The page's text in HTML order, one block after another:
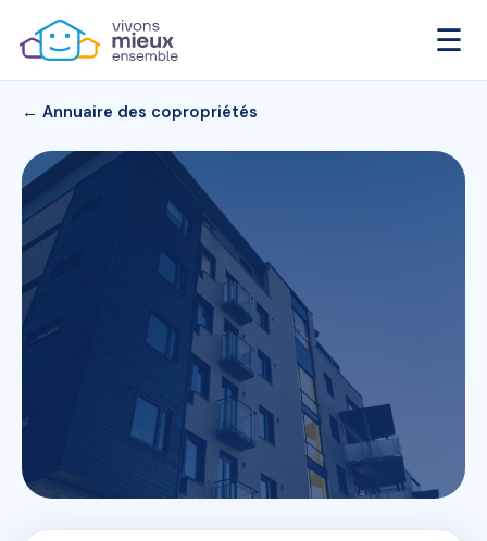
☰
← Annuaire des copropriétés